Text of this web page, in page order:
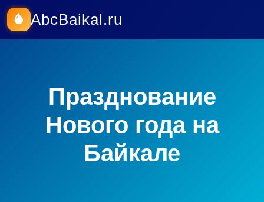
AbcBaikal.ru
Празднование
Нового года на
Байкале